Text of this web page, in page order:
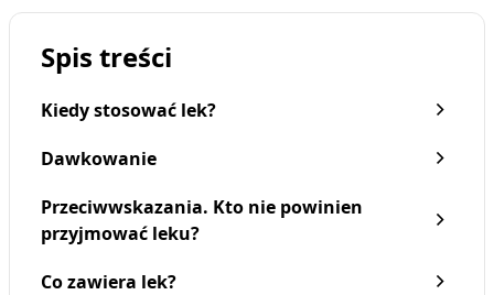
Spis treści
Kiedy stosować lek?
Dawkowanie
Przeciwwskazania. Kto nie powinien
przyjmować leku?
Co zawiera lek?